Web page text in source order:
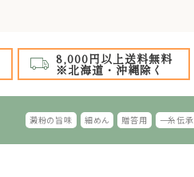
8,000円以上送料無料
※北海道・沖縄除く
澱粉の旨味 細めん 贈答用 一糸伝承